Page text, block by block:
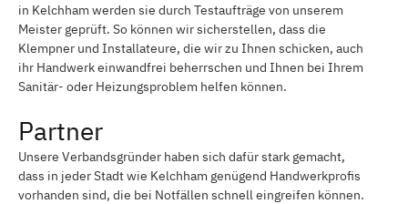
in Kelchham werden sie durch Testaufträge von unserem
Meister geprüft. So können wir sicherstellen, dass die
Klempner und Installateure, die wir zu Ihnen schicken, auch
ihr Handwerk einwandfrei beherrschen und Ihnen bei Ihrem
Sanitär- oder Heizungsproblem helfen können.
Partner
Unsere Verbandsgründer haben sich dafür stark gemacht,
dass in jeder Stadt wie Kelchham genügend Handwerkprofis
vorhanden sind, die bei Notfällen schnell eingreifen können.